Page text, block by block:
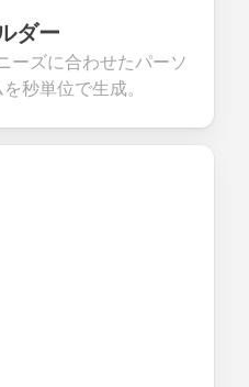
commerce
transactions.
candidate
ダー
ーズに合わせたパーソ
秒単位で生成。